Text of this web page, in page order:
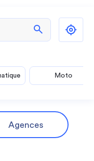
search
Moto
Agences